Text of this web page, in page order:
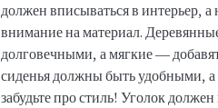
должен вписываться в интерьер,
внимание на материал.
долговечными, а мягкие —
сиденья должны быть удобными,
забудьте про стиль! Уголок